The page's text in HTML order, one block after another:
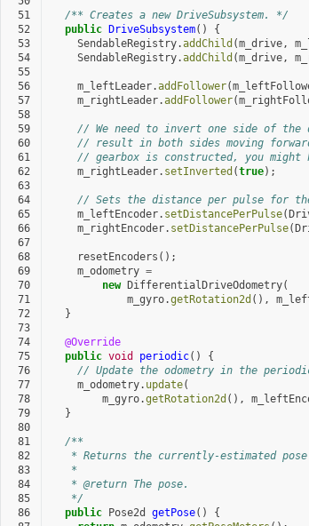
51
/** Creates a new DriveSubsystem. */
52
public DriveSubsystem()
{
53
SendableRegistry.addChild (m_drive,
54
SendableRegistry.addChild (m_drive,
55
56
m_leftLeader.addFollower(
57
m_rightLeader.addFollower(
58
59
// We need to invert one side of
60
// result in both sides moving
61
// gearbox is constructed, you
62
m_rightLeader. setInverted (true);
63
64
// Sets the distance per pulse for
65
m_leftEncoder. setDistancePerPulse(
66
m_rightEncoder. setDistancePerPulse(
67
68
resetEncoders ();
69
m_odometry =
70
new DifferentialDriveOdometry(
71
m_gyro.getRotation2d (),
72
}
73
74
@Override
75
public void periodic()
{
76
// Update the odometry in the
77
m_odometry. update(
78
m_gyro.getRotation2d (),
79
}
80
81
/**
82
* Returns the currently-estimated pose
83
   *
84
   * @return The pose.
85
   */
86
public Pose2d getPose()
{